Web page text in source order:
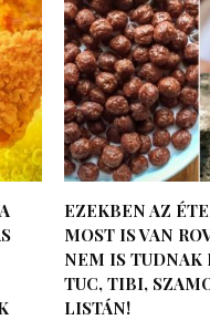
EZEKBEN AZ
MOST IS VAN
NEM IS TUDNAK
TUC, TIBI,
LISTÁN!